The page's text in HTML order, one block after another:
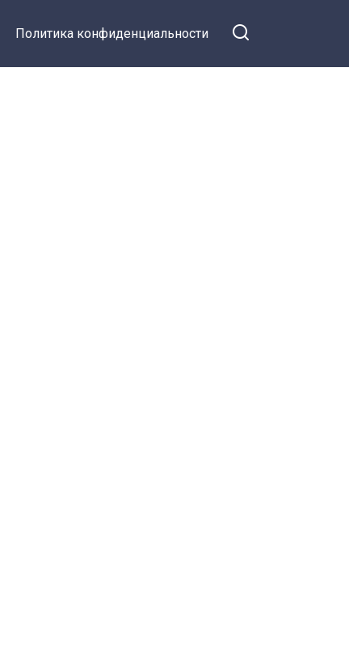
Политика конфиденциальности